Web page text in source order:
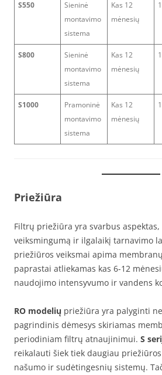
S550
Sieninė
montavimo
sistema
Kas 12
mėnesių
S800
Sieninė
montavimo
sistema
Kas 12
mėnesių
S1000
Pramoninė
montavimo
sistema
Kas 12
mėnesių
Priežiūra
Filtrų priežiūra yra svarbus
veiksmingumą ir ilgalaikį tarnavimo
priežiūros veiksmai apima
paprastai atliekamas kas 6-12
naudojimo intensyvumo ir vandens
RO modelių priežiūra yra palyginti
pagrindinis dėmesys skiriamas
periodiniam filtrų atnaujinimui. S
reikalauti šiek tiek daugiau
našumo ir sudėtingesnių sistemų.